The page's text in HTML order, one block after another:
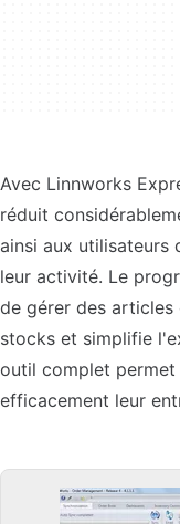
Avec Linnworks
réduit
ainsi aux utilisateurs
leur activité. Le
de gérer des
stocks et simplifie
outil complet
efficacement leur